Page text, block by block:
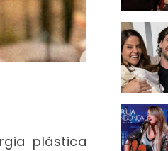
plástica